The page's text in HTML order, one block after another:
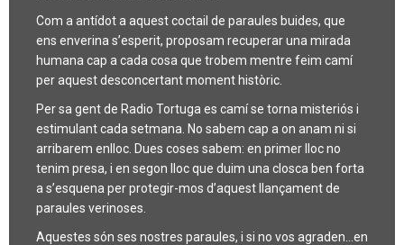
Com a antídot a aquest coctail de paraules buides, que
ens enverina s’esperit, proposam recuperar una mirada
humana cap a cada cosa que trobem mentre feim camí
per aquest desconcertant moment històric.
Per sa gent de Radio Tortuga es camí se torna misteriós i
estimulant cada setmana. No sabem cap a on anam ni si
arribarem enlloc. Dues coses sabem: en primer lloc no
tenim presa, i en segon lloc que duim una closca ben forta
a s’esquena per protegir-mos d’aquest llançament de
paraules verinoses.
Aquestes són ses nostres paraules, i si no vos agraden…en